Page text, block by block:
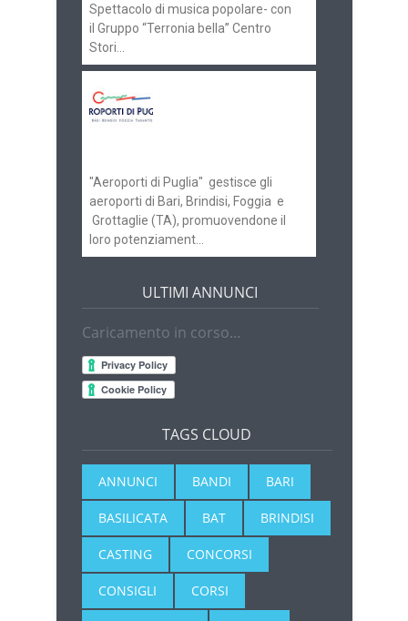
Spettacolo di musica popolare- con
il Gruppo “Terronia bella” Centro
Stori...
"Aeroporti di Puglia" gestisce gli
aeroporti di Bari, Brindisi, Foggia e
Grottaglie (TA), promuovendone il
loro potenziament...
ULTIMI ANNUNCI
Caricamento in corso...
TAGS CLOUD
ANNUNCI BANDI BARI
BASILICATA BAT BRINDISI
CASTING CONCORSI
CONSIGLI CORSI